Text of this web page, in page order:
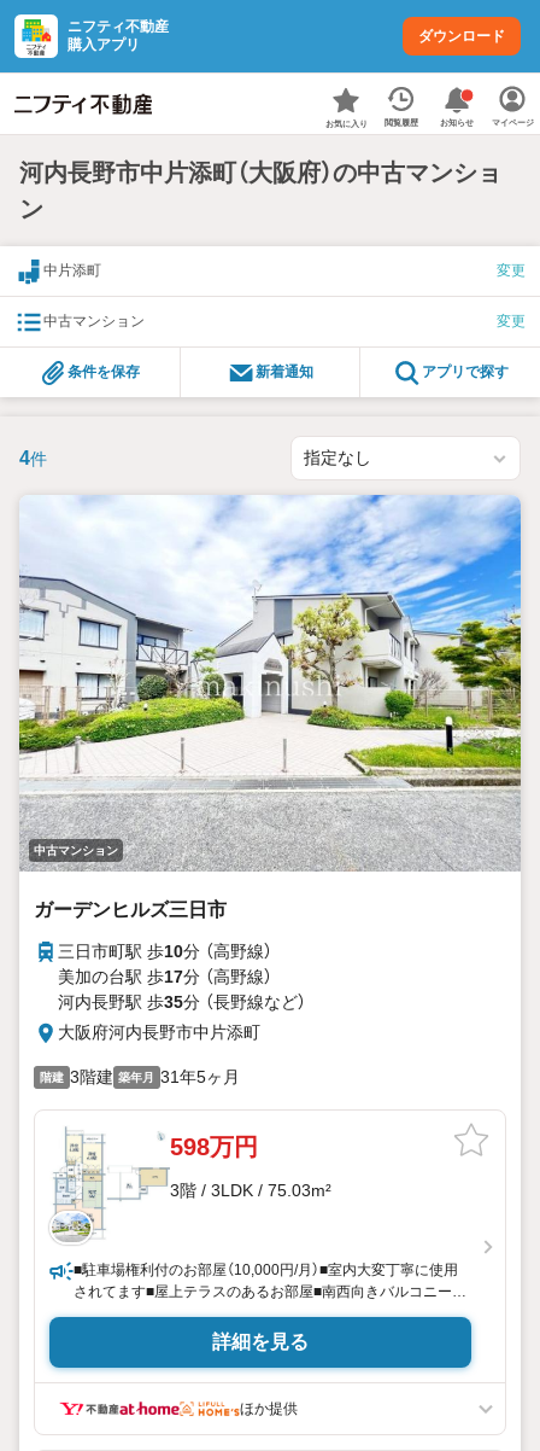
ニフティ不動産
購入アプリ
ダウンロード
お気に入り 閲覧履歴 お知らせ マイページ
河内長野市中片添町（大阪府）の中古マンショ
ン
中片添町 変更
中古マンション 変更
条件を保存 新着通知 アプリで探す
4件
中古マンション
ガーデンヒルズ三日市
三日市町駅 歩10分 （高野線）
美加の台駅 歩17分 （高野線）
河内長野駅 歩35分 （長野線など）
大阪府河内長野市中片添町
階建 3階建 築年月 31年5ヶ月
598万円
3階 / 3LDK / 75.03m²
■駐車場権利付のお部屋（10,000円/月）■室内大変丁寧に使用
されてます■屋上テラスのあるお部屋■南西向きバルコニー■
日当たり、通風良好■人気のカウンターキッチン■いつでもご
見学可能となってます！■詳細を見る
ほか提供